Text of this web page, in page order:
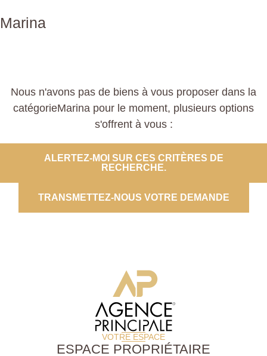
Marina
Nous n'avons pas de biens à vous proposer dans la
catégorieMarina pour le moment, plusieurs options
s'offrent à vous :
ALERTEZ-MOI SUR CES CRITÈRES DE
RECHERCHE.
TRANSMETTEZ-NOUS VOTRE DEMANDE
VOTRE ESPACE
ESPACE PROPRIÉTAIRE